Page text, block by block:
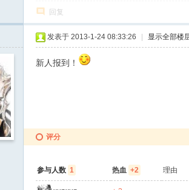
回复
发表于 2013-1-24 08:33:26 显示全部楼
新人报到！
评分
参与人数 1 热血 +2 理由